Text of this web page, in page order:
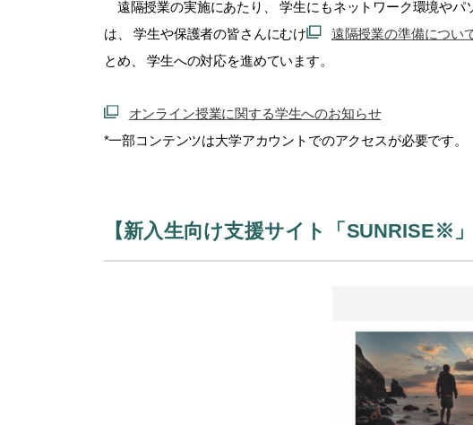
遠隔授業の実施にあたり、 学生にもネットワーク環境やパ
は、 学生や保護者の皆さんにむけ 遠隔授業の準備につい
とめ、 学生への対応を進めています。
オンライン授業に関する学生へのお知らせ
*一部コンテンツは大学アカウントでのアクセスが必要です。
【新入生向け支援サイト「SUNRISE※